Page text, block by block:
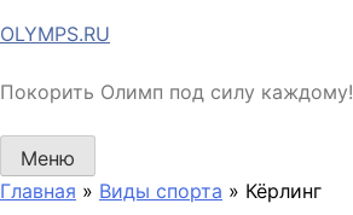
Перейти
содержимому
OLYMPS.RU
Покорить Олимп под силу каждому!
Меню
Главная » Виды спорта » Кёрлинг